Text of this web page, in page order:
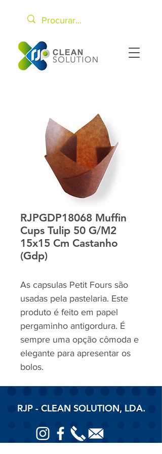
RJPGDP18068 Muffin
Cups Tulip 50 G/M2
15x15 Cm Castanho
(Gdp)
As capsulas Petit Fours são
usadas pela pastelaria. Este
produto é feito em papel
pergaminho antigordura. É
sempre uma opção cômoda e
elegante para apresentar os
bolos.
RJP - CLEAN SOLUTION, LDA.